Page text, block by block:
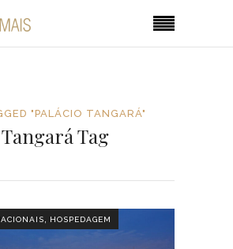
"PALÁCIO TANGARÁ"
Tag
HOSPEDAGEM